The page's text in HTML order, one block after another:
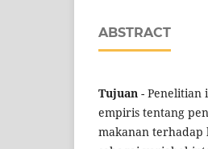
ABSTRACT
Tujuan - Penelitian
empiris tentang
makanan terhadap